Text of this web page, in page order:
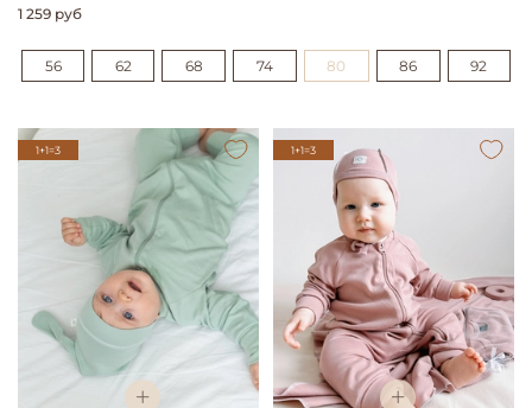
1 259 руб
56 62 68 74 80 86 92
1+1=3 1+1=3